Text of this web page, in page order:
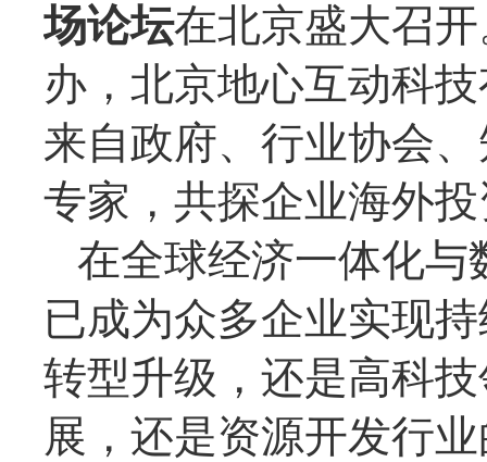
场论坛在北京盛大召
办，北京地心互动科
来自政府、行业协会
专家，共探企业海外
在全球经济一体化与
已成为众多企业实现
转型升级，还是高科
展，还是资源开发行